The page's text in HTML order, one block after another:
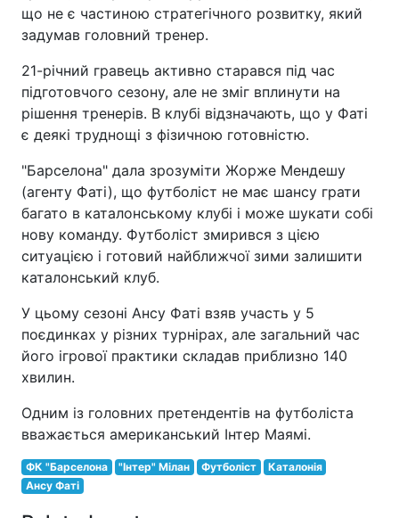
що не є частиною стратегічного розвитку, який
задумав головний тренер.
21-річний гравець активно старався під час
підготовчого сезону, але не зміг вплинути на
рішення тренерів. В клубі відзначають, що у Фаті
є деякі труднощі з фізичною готовністю.
"Барселона" дала зрозуміти Жорже Мендешу
(агенту Фаті), що футболіст не має шансу грати
багато в каталонському клубі і може шукати собі
нову команду. Футболіст змирився з цією
ситуацією і готовий найближчої зими залишити
каталонський клуб.
У цьому сезоні Ансу Фаті взяв участь у 5
поєдинках у різних турнірах, але загальний час
його ігрової практики складав приблизно 140
хвилин.
Одним із головних претендентів на футболіста
вважається американський Інтер Маямі.
ФК "Барселона "Інтер" Мілан Футболіст
Каталонія
Ансу Фаті